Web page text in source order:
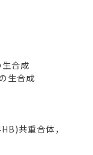
合成
生合成
共重合体，